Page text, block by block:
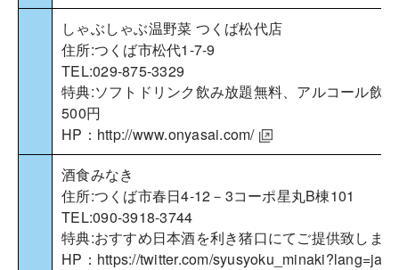
しゃぶしゃぶ温野菜 つくば松代店
住所:つくば市松代1-7-9
TEL:029-875-3329
特典:ソフトドリンク飲み放題無料、アルコール飲
500円
HP： http://www.onyasai.com/
酒食みなき
住所:つくば市春日4-12－3コーポ星丸B棟101
TEL:090-3918-3744
特典:おすすめ日本酒を利き猪口にてご提供致しま
HP： https://twitter.com/syusyoku_minaki?lang=ja